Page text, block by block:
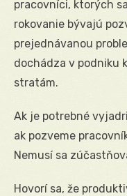
pracovníci, ktorých
rokovanie bývajú
prejednávanou
dochádza v podniku
stratám.
Ak je potrebné
ak pozveme
Nemusí sa
Hovorí sa, že